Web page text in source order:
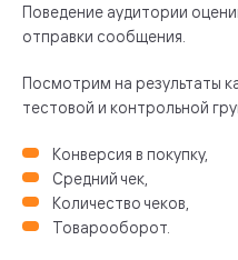
Поведение аудитории
отправки сообщения.
Посмотрим на результаты
тестовой и контрольной
Конверсия в покупку,
Средний чек,
Количество чеков,
Товарооборот.